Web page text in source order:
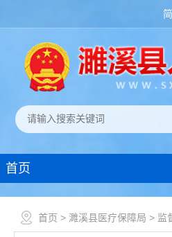
简
首页
首页 > 濉溪县医疗保障局 > 监